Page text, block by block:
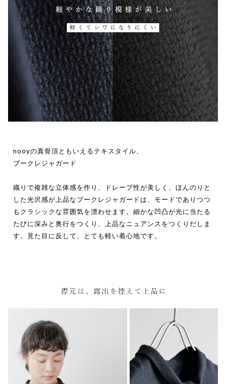
nooyの真骨頂ともいえるテキスタイル、
ブークレジャガード
織りで複雑な立体感を作り、ドレープ性が美しく、ほんのりと
した光沢感が上品なブークレジャガードは、モードでありつつ
もクラシックな雰囲気を漂わせます。細かな凹凸が光に当たる
たびに深みと奥行をつくり、上品なニュアンスをつくりだしま
す。見た目に反して、とても軽い着心地です。